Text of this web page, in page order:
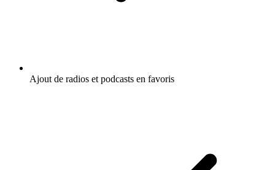
Ajout de radios et podcasts en favoris